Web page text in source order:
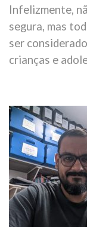
Infelizmente,
segura, mas
ser
crianças e